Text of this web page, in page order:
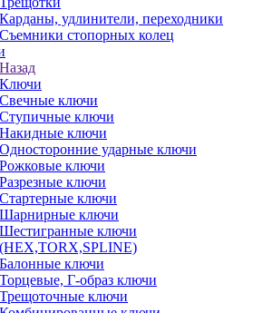
Карданы, удлинители, переходники
Съемники стопорных колец
Назад
Ключи
Свечные ключи
Ступичные ключи
Накидные ключи
Односторонние ударные ключи
Рожковые ключи
Разрезные ключи
Стартерные ключи
Шарнирные ключи
Шестигранные ключи
(HEX,TORX,SPLINE)
Балонные ключи
Торцевые, Г-образ ключи
Трещоточные ключи